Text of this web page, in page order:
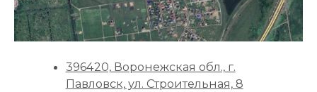
396420, Воронежская обл., г.
Павловск, ул. Строительная, 8